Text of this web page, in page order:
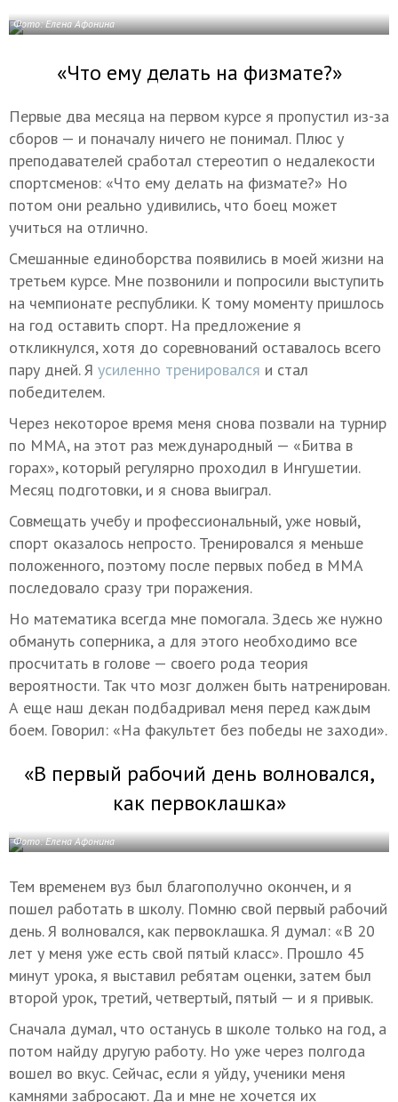
Фото: Елена Афонина
«Что ему делать на физмате?»
Первые два месяца на первом курсе я пропустил из-за
сборов — и поначалу ничего не понимал. Плюс у
преподавателей сработал стереотип о недалекости
спортсменов: «Что ему делать на физмате?» Но
потом они реально удивились, что боец может
учиться на отлично.
Смешанные единоборства появились в моей жизни на
третьем курсе. Мне позвонили и попросили выступить
на чемпионате республики. К тому моменту пришлось
на год оставить спорт. На предложение я
откликнулся, хотя до соревнований оставалось всего
пару дней. Я усиленно тренировался и стал
победителем.
Через некоторое время меня снова позвали на турнир
по ММА, на этот раз международный — «Битва в
горах», который регулярно проходил в Ингушетии.
Месяц подготовки, и я снова выиграл.
Совмещать учебу и профессиональный, уже новый,
спорт оказалось непросто. Тренировался я меньше
положенного, поэтому после первых побед в ММА
последовало сразу три поражения.
Но математика всегда мне помогала. Здесь же нужно
обмануть соперника, а для этого необходимо все
просчитать в голове — своего рода теория
вероятности. Так что мозг должен быть натренирован.
А еще наш декан подбадривал меня перед каждым
боем. Говорил: «На факультет без победы не заходи».
«В первый рабочий день волновался,
как первоклашка»
Фото: Елена Афонина
Тем временем вуз был благополучно окончен, и я
пошел работать в школу. Помню свой первый рабочий
день. Я волновался, как первоклашка. Я думал: «В 20
лет у меня уже есть свой пятый класс». Прошло 45
минут урока, я выставил ребятам оценки, затем был
второй урок, третий, четвертый, пятый — и я привык.
Сначала думал, что останусь в школе только на год, а
потом найду другую работу. Но уже через полгода
вошел во вкус. Сейчас, если я уйду, ученики меня
камнями забросают. Да и мне не хочется их